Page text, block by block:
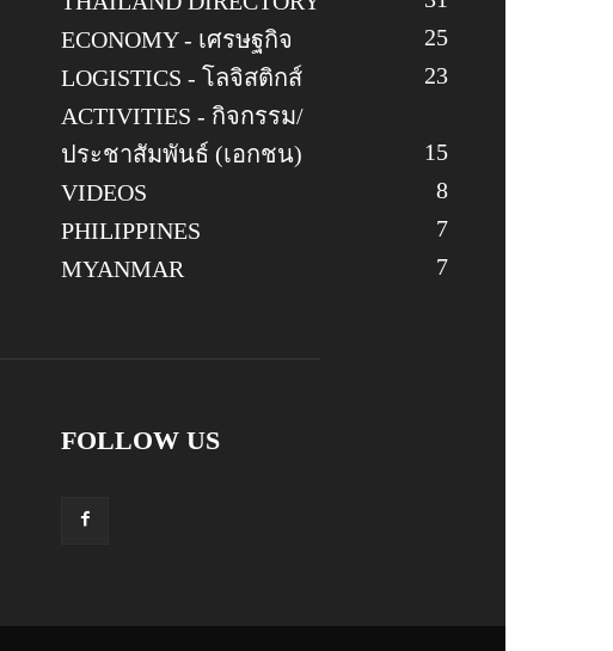
ECONOMY - เศรษฐกิจ
25
LOGISTICS - โลจิสติกส์
23
ACTIVITIES - กิจกรรม/
ประชาสัมพันธ์ (เอกชน)
15
VIDEOS
8
PHILIPPINES
7
MYANMAR
7
FOLLOW US